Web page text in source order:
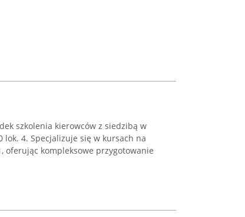
szkolenia kierowców z siedzibą w
lok. 4. Specjalizuje się w kursach na
oferując kompleksowe przygotowanie